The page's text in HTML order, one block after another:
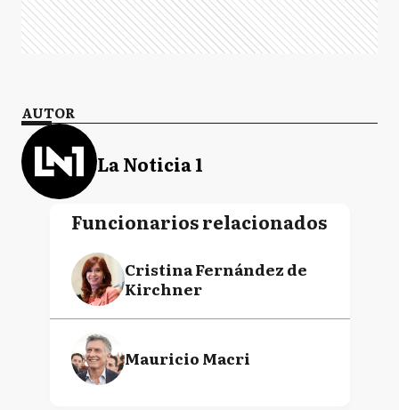
AUTOR
La Noticia 1
Funcionarios relacionados
Cristina Fernández de
Kirchner
Mauricio Macri